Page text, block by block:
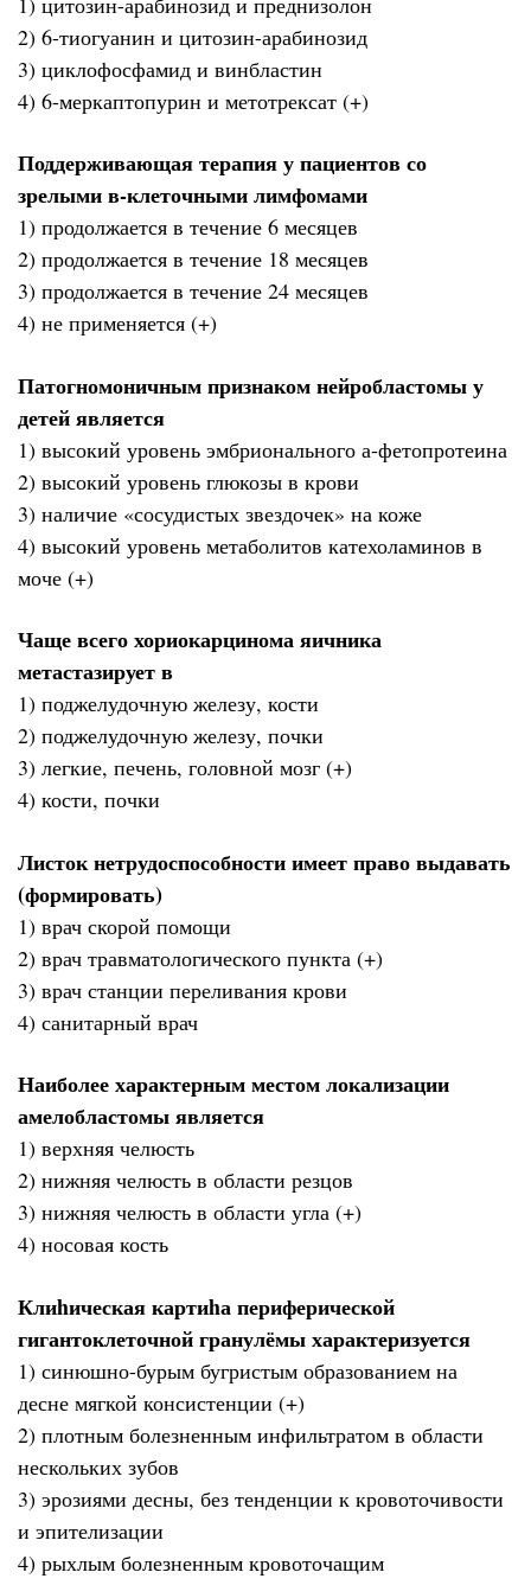
2) 6-тиогуанин и цитозин-арабинозид
3) циклофосфамид и винбластин
4) 6-меркаптопурин и метотрексат (+)
Поддерживающая терапия у пациентов со
зрелыми в-клеточными лимфомами
1) продолжается в течение 6 месяцев
2) продолжается в течение 18 месяцев
3) продолжается в течение 24 месяцев
4) не применяется (+)
Патогномоничным признаком нейробластомы у
детей является
1) высокий уровень эмбрионального а-фетопротеина
2) высокий уровень глюкозы в крови
3) наличие «сосудистых звездочек» на коже
4) высокий уровень метаболитов катехоламинов в
моче (+)
Чаще всего хориокарцинома яичника
метастазирует в
1) поджелудочную железу, кости
2) поджелудочную железу, почки
3) легкие, печень, головной мозг (+)
4) кости, почки
Листок нетрудоспособности имеет право выдавать
(формировать)
1) врач скорой помощи
2) врач травматологического пункта (+)
3) врач станции переливания крови
4) санитарный врач
Наиболее характерным местом локализации
амелобластомы является
1) верхняя челюсть
2) нижняя челюсть в области резцов
3) нижняя челюсть в области угла (+)
4) носовая кость
Клиhическая картиhа периферической
гигантоклеточной гранулёмы характеризуется
1) синюшно-бурым бугристым образованием на
десне мягкой консистенции (+)
2) плотным болезненным инфильтратом в области
нескольких зубов
3) эрозиями десны, без тенденции к кровоточивости
и эпителизации
4) рыхлым болезненным кровоточащим